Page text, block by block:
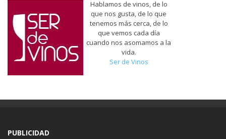
Hablamos de vinos, de lo
que nos gusta, de lo que
tenemos más cerca, de lo
que vemos cada día
cuando nos asomamos a la
vida.
Ser de Vinos
PUBLICIDAD